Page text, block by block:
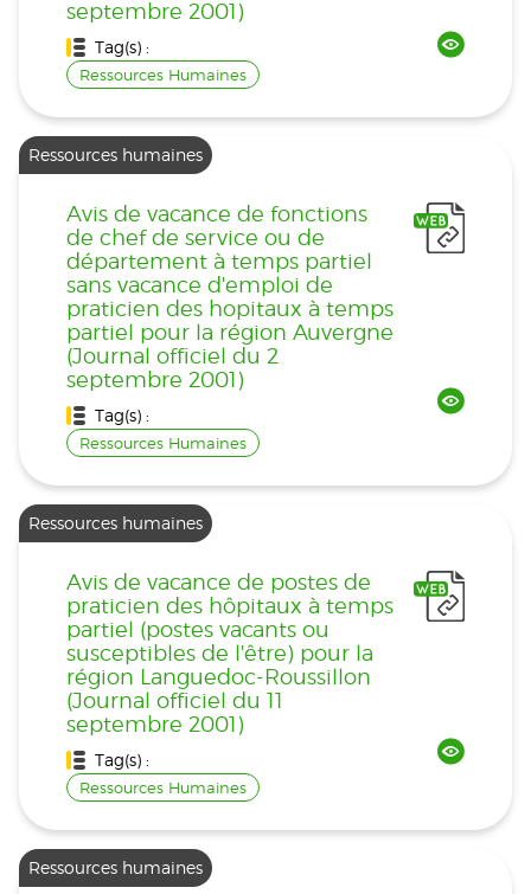
septembre 2001)
Tag(s) :
Ressources Humaines
Ressources humaines
Avis de vacance de fonctions
de chef de service ou de
département à temps partiel
sans vacance d'emploi de
praticien des hopitaux à temps
partiel pour la région Auvergne
(Journal officiel du 2
septembre 2001)
Tag(s) :
Ressources Humaines
Ressources humaines
Avis de vacance de postes de
praticien des hôpitaux à temps
partiel (postes vacants ou
susceptibles de l'être) pour la
région Languedoc-Roussillon
(Journal officiel du 11
septembre 2001)
Tag(s) :
Ressources Humaines
Ressources humaines